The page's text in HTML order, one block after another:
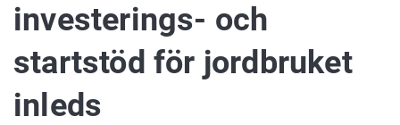
investerings- och
startstöd för jordbruket
inleds